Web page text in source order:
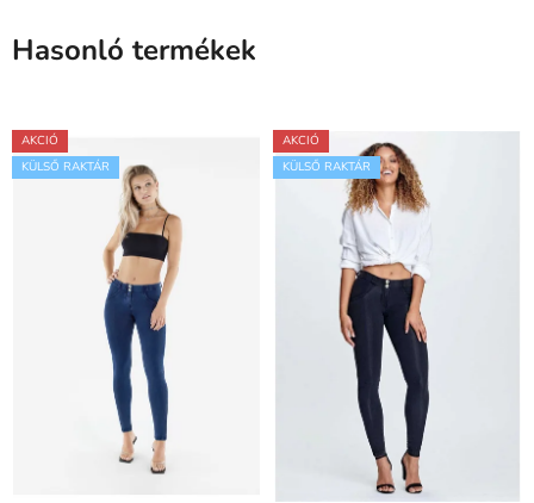
Hasonló termékek
AKCIÓ
KÜLSŐ RAKTÁR
AKCIÓ
KÜLSŐ RAKTÁR